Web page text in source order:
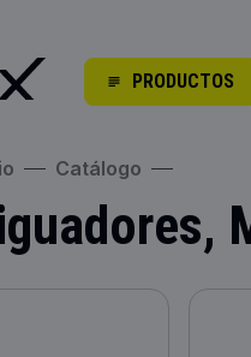
PRODUCTOS
Catálogo